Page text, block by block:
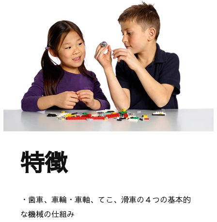
特徴
・歯車、車輪・車軸、てこ、滑車の４つの基本的
な機械の仕組み